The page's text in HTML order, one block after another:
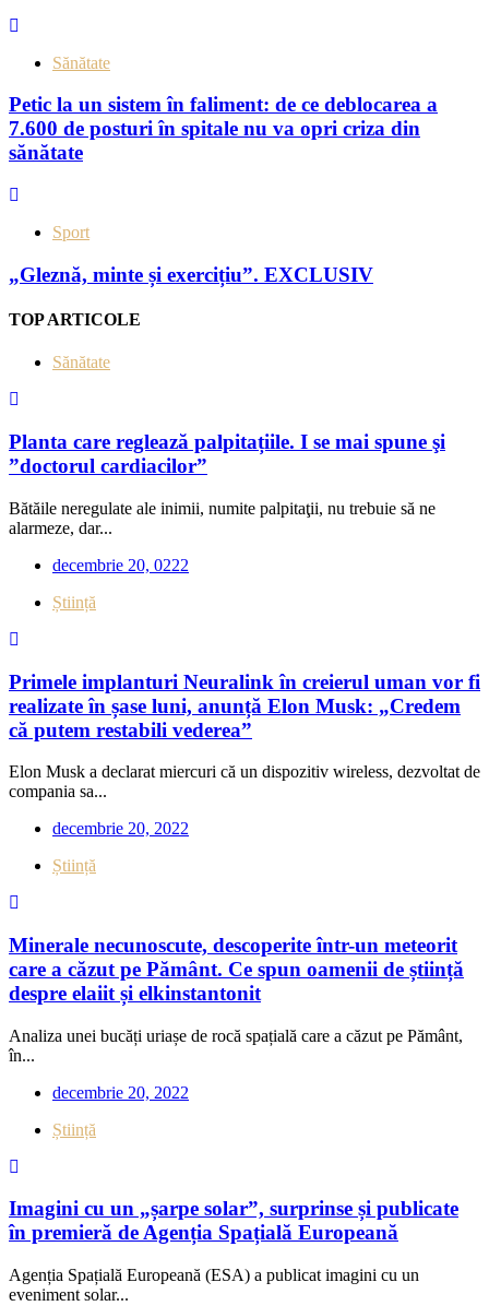
Sănătate
Petic la un sistem în faliment: de ce deblocarea a
7.600 de posturi în spitale nu va opri criza din
sănătate
Sport
„Gleznă, minte și exercițiu”. EXCLUSIV
TOP ARTICOLE
Sănătate
Planta care reglează palpitațiile. I se mai spune şi
”doctorul cardiacilor”
Bătăile neregulate ale inimii, numite palpitaţii, nu trebuie să ne
alarmeze, dar...
decembrie 20, 0222
Știință
Primele implanturi Neuralink în creierul uman vor fi
realizate în șase luni, anunță Elon Musk: „Credem
că putem restabili vederea”
Elon Musk a declarat miercuri că un dispozitiv wireless, dezvoltat de
compania sa...
decembrie 20, 2022
Știință
Minerale necunoscute, descoperite într-un meteorit
care a căzut pe Pământ. Ce spun oamenii de știință
despre elaiit și elkinstantonit
Analiza unei bucăți uriașe de rocă spațială care a căzut pe Pământ,
în...
decembrie 20, 2022
Știință
Imagini cu un „șarpe solar”, surprinse și publicate
în premieră de Agenția Spațială Europeană
Agenția Spațială Europeană (ESA) a publicat imagini cu un
eveniment solar...